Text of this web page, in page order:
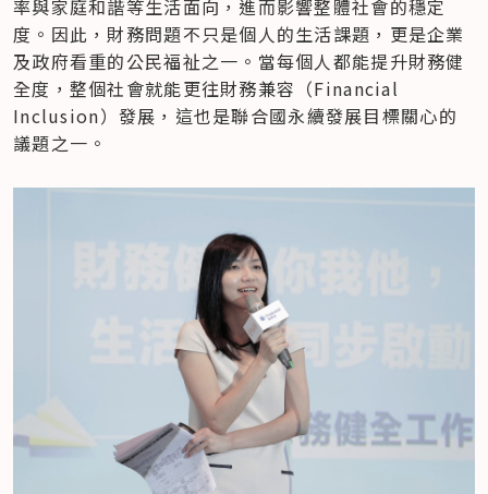
率與家庭和諧等生活面向，進而影響整體社會的穩定
度。因此，財務問題不只是個人的生活課題，更是企業
及政府看重的公民福祉之一。當每個人都能提升財務健
全度，整個社會就能更往財務兼容（Financial
Inclusion）發展，這也是聯合國永續發展目標關心的
議題之一。